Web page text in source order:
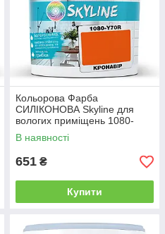
Кольорова Фарба
СИЛІКОНОВА Skyline для
вологих приміщень 1080-
Y70R (C) Кронавір 1л
В наявності
651 ₴
Купити